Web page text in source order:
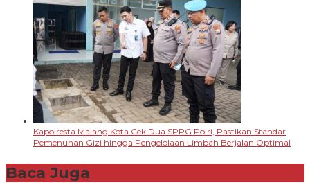
Kapolresta Malang Kota Cek Dua SPPG Polri, Pastikan Standar
Pemenuhan Gizi hingga Pengelolaan Limbah Berjalan Optimal
Baca Juga